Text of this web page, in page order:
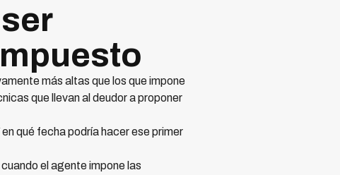
más altas que los que impone
que llevan al deudor a proponer
qué fecha podría hacer ese primer
el agente impone las